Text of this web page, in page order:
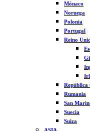
Mónaco
Noruega
Polonia
Portugal
Reino
República
Rumanía
San
Suecia
Suiza